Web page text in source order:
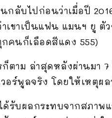
กลับไปก่อนว่าเมื่อปี
เขาเป็นแฟน แมนฯ ยู ตั
กคนก็เลือดสีแดง 555)
ก็ตาม ล่าสุดหลังผ่านมา
อร์พูลจริง โดยให้เหตุผ
ด้รับผลกระทบจากสภาพ